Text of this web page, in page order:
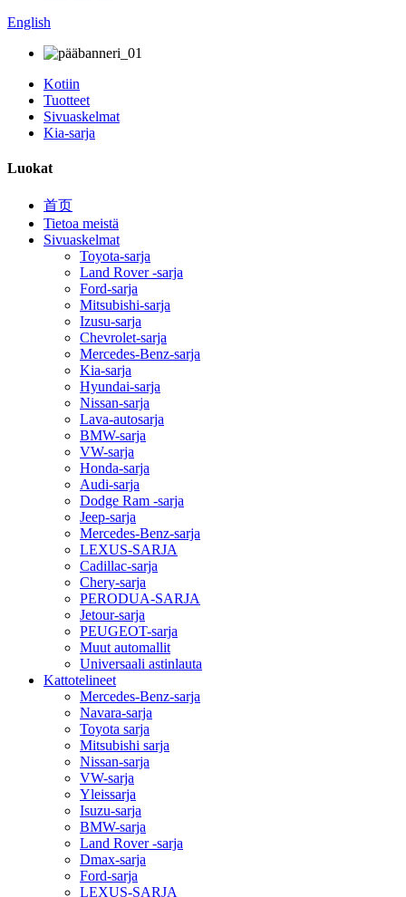
English
Kotiin
Tuotteet
Sivuaskelmat
Kia-sarja
Luokat
首页
Tietoa meistä
Sivuaskelmat
Toyota-sarja
Land Rover -sarja
Ford-sarja
Mitsubishi-sarja
Izusu-sarja
Chevrolet-sarja
Mercedes-Benz-sarja
Kia-sarja
Hyundai-sarja
Nissan-sarja
Lava-autosarja
BMW-sarja
VW-sarja
Honda-sarja
Audi-sarja
Dodge Ram -sarja
Jeep-sarja
Mercedes-Benz-sarja
LEXUS-SARJA
Cadillac-sarja
Chery-sarja
PERODUA-SARJA
Jetour-sarja
PEUGEOT-sarja
Muut automallit
Universaali astinlauta
Kattotelineet
Mercedes-Benz-sarja
Navara-sarja
Toyota sarja
Mitsubishi sarja
Nissan-sarja
VW-sarja
Yleissarja
Isuzu-sarja
BMW-sarja
Land Rover -sarja
Dmax-sarja
Ford-sarja
LEXUS-SARJA